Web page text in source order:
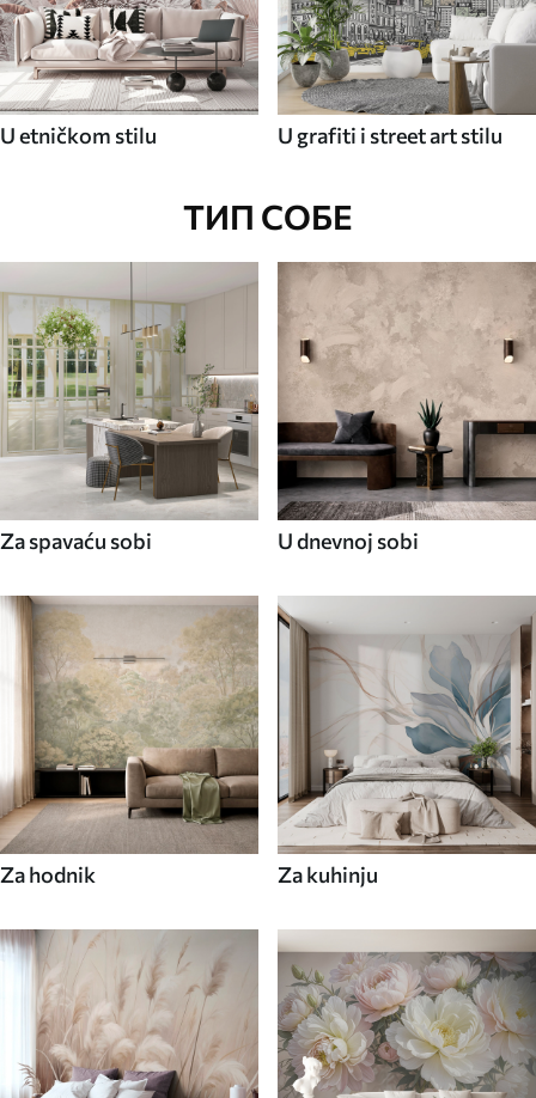
U etničkom stilu U grafiti i street art stilu
ТИП СОБЕ
Za spavaću sobi U dnevnoj sobi
Za hodnik Za kuhinju